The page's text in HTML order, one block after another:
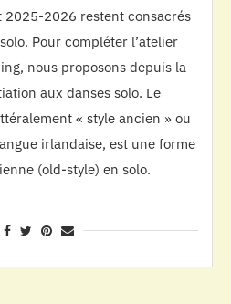
2025-2026 restent consacrés
Pour compléter l’atelier
nous proposons depuis la
aux danses solo. Le
« style ancien » ou
irlandaise, est une forme
(old-style) en solo.